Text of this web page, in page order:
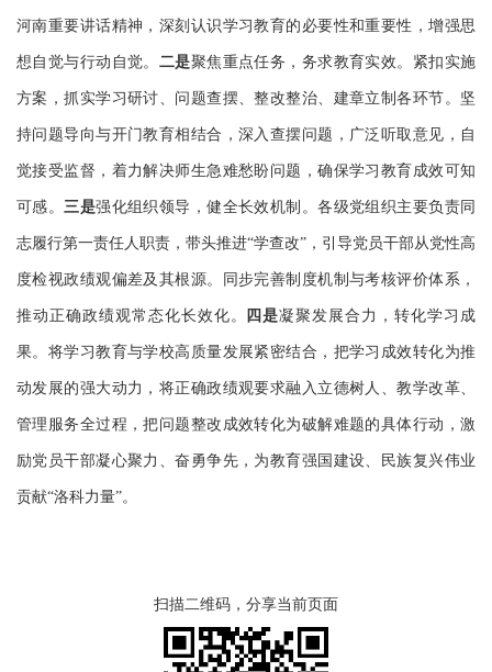
河南重要讲话精神，深刻认识学习教育的必要性和重要性，增强思
想自觉与行动自觉。 二是聚焦重点任务，务求教育实效。紧扣实施
方案，抓实学习研讨、问题查摆、整改整治、建章立制各环节。坚
持问题导向与开门教育相结合，深入查摆问题，广泛听取意见，自
觉接受监督，着力解决师生急难愁盼问题，确保学习教育成效可知
可感。三是强化组织领导，健全长效机制。各级党组织主要负责同
志履行第一责任人职责，带头推进“学查改”，引导党员干部从党性高
度检视政绩观偏差及其根源。同步完善制度机制与考核评价体系，
推动正确政绩观常态化长效化。 四是凝聚发展合力，转化学习成
果。将学习教育与学校高质量发展紧密结合，把学习成效转化为推
动发展的强大动力，将正确政绩观要求融入立德树人、教学改革、
管理服务全过程，把问题整改成效转化为破解难题的具体行动，激
励党员干部凝心聚力、奋勇争先，为教育强国建设、民族复兴伟业
贡献“洛科力量”。
扫描二维码，分享当前页面